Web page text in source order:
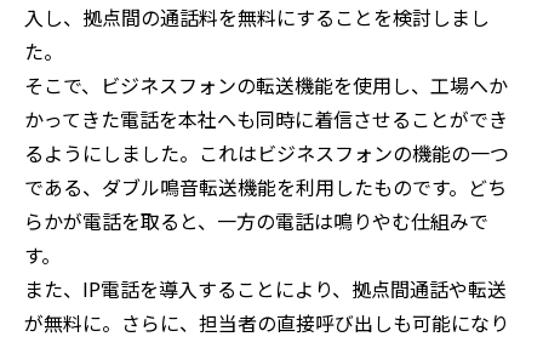
入し、拠点間の通話料を無料にすることを検討しまし
た。
そこで、ビジネスフォンの転送機能を使用し、工場へか
かってきた電話を本社へも同時に着信させることができ
るようにしました。これはビジネスフォンの機能の一つ
である、ダブル鳴音転送機能を利用したものです。どち
らかが電話を取ると、一方の電話は鳴りやむ仕組みで
す。
また、IP電話を導入することにより、拠点間通話や転送
が無料に。さらに、担当者の直接呼び出しも可能になり